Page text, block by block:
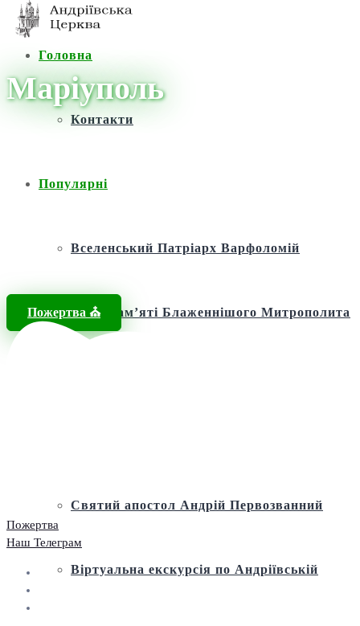
Головна
Контакти
Популярні
Вселенський Патріарх Варфоломій
Фонд пам’яті Блаженнішого Митрополита
Святий апостол Андрій Первозванний
Віртуальна екскурсія по Андріївській
Пожертва ⛪️
Маріуполь
Пожертва
Наш Телеграм